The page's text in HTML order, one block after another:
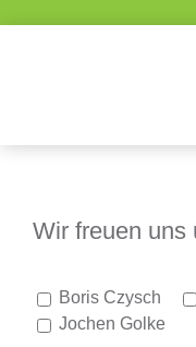
Wir freuen uns
Boris Czysch
Jochen Golke